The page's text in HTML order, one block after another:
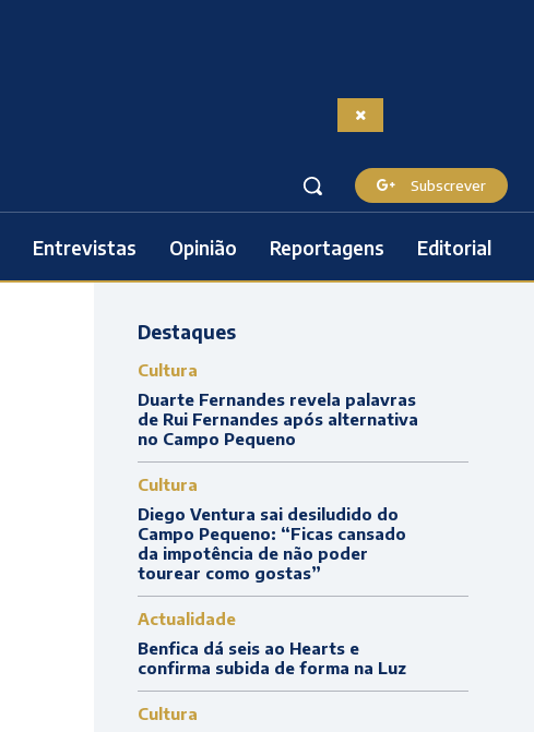
Subscrever
Entrevistas Opinião Reportagens Editorial
Destaques
Cultura
Duarte Fernandes revela palavras
de Rui Fernandes após alternativa
no Campo Pequeno
Cultura
Diego Ventura sai desiludido do
Campo Pequeno: “Ficas cansado
da impotência de não poder
tourear como gostas”
Actualidade
Benfica dá seis ao Hearts e
confirma subida de forma na Luz
Cultura